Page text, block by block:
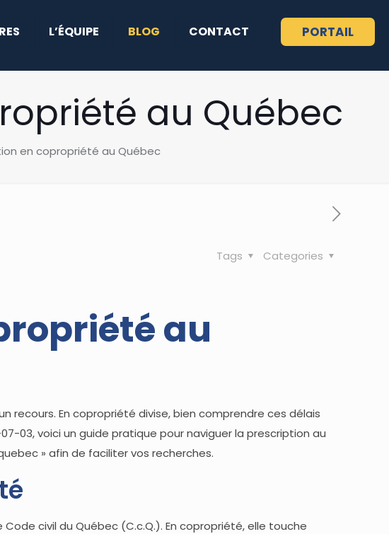
L’ÉQUIPE BLOG CONTACT PORTAIL
au Québec
en copropriété au Québec
Categories
Tags
au
En copropriété divise, bien comprendre ces délais
03, voici un guide pratique pour naviguer la prescription au
» afin de faciliter vos recherches.
civil du Québec (C.c.Q.). En copropriété, elle touche